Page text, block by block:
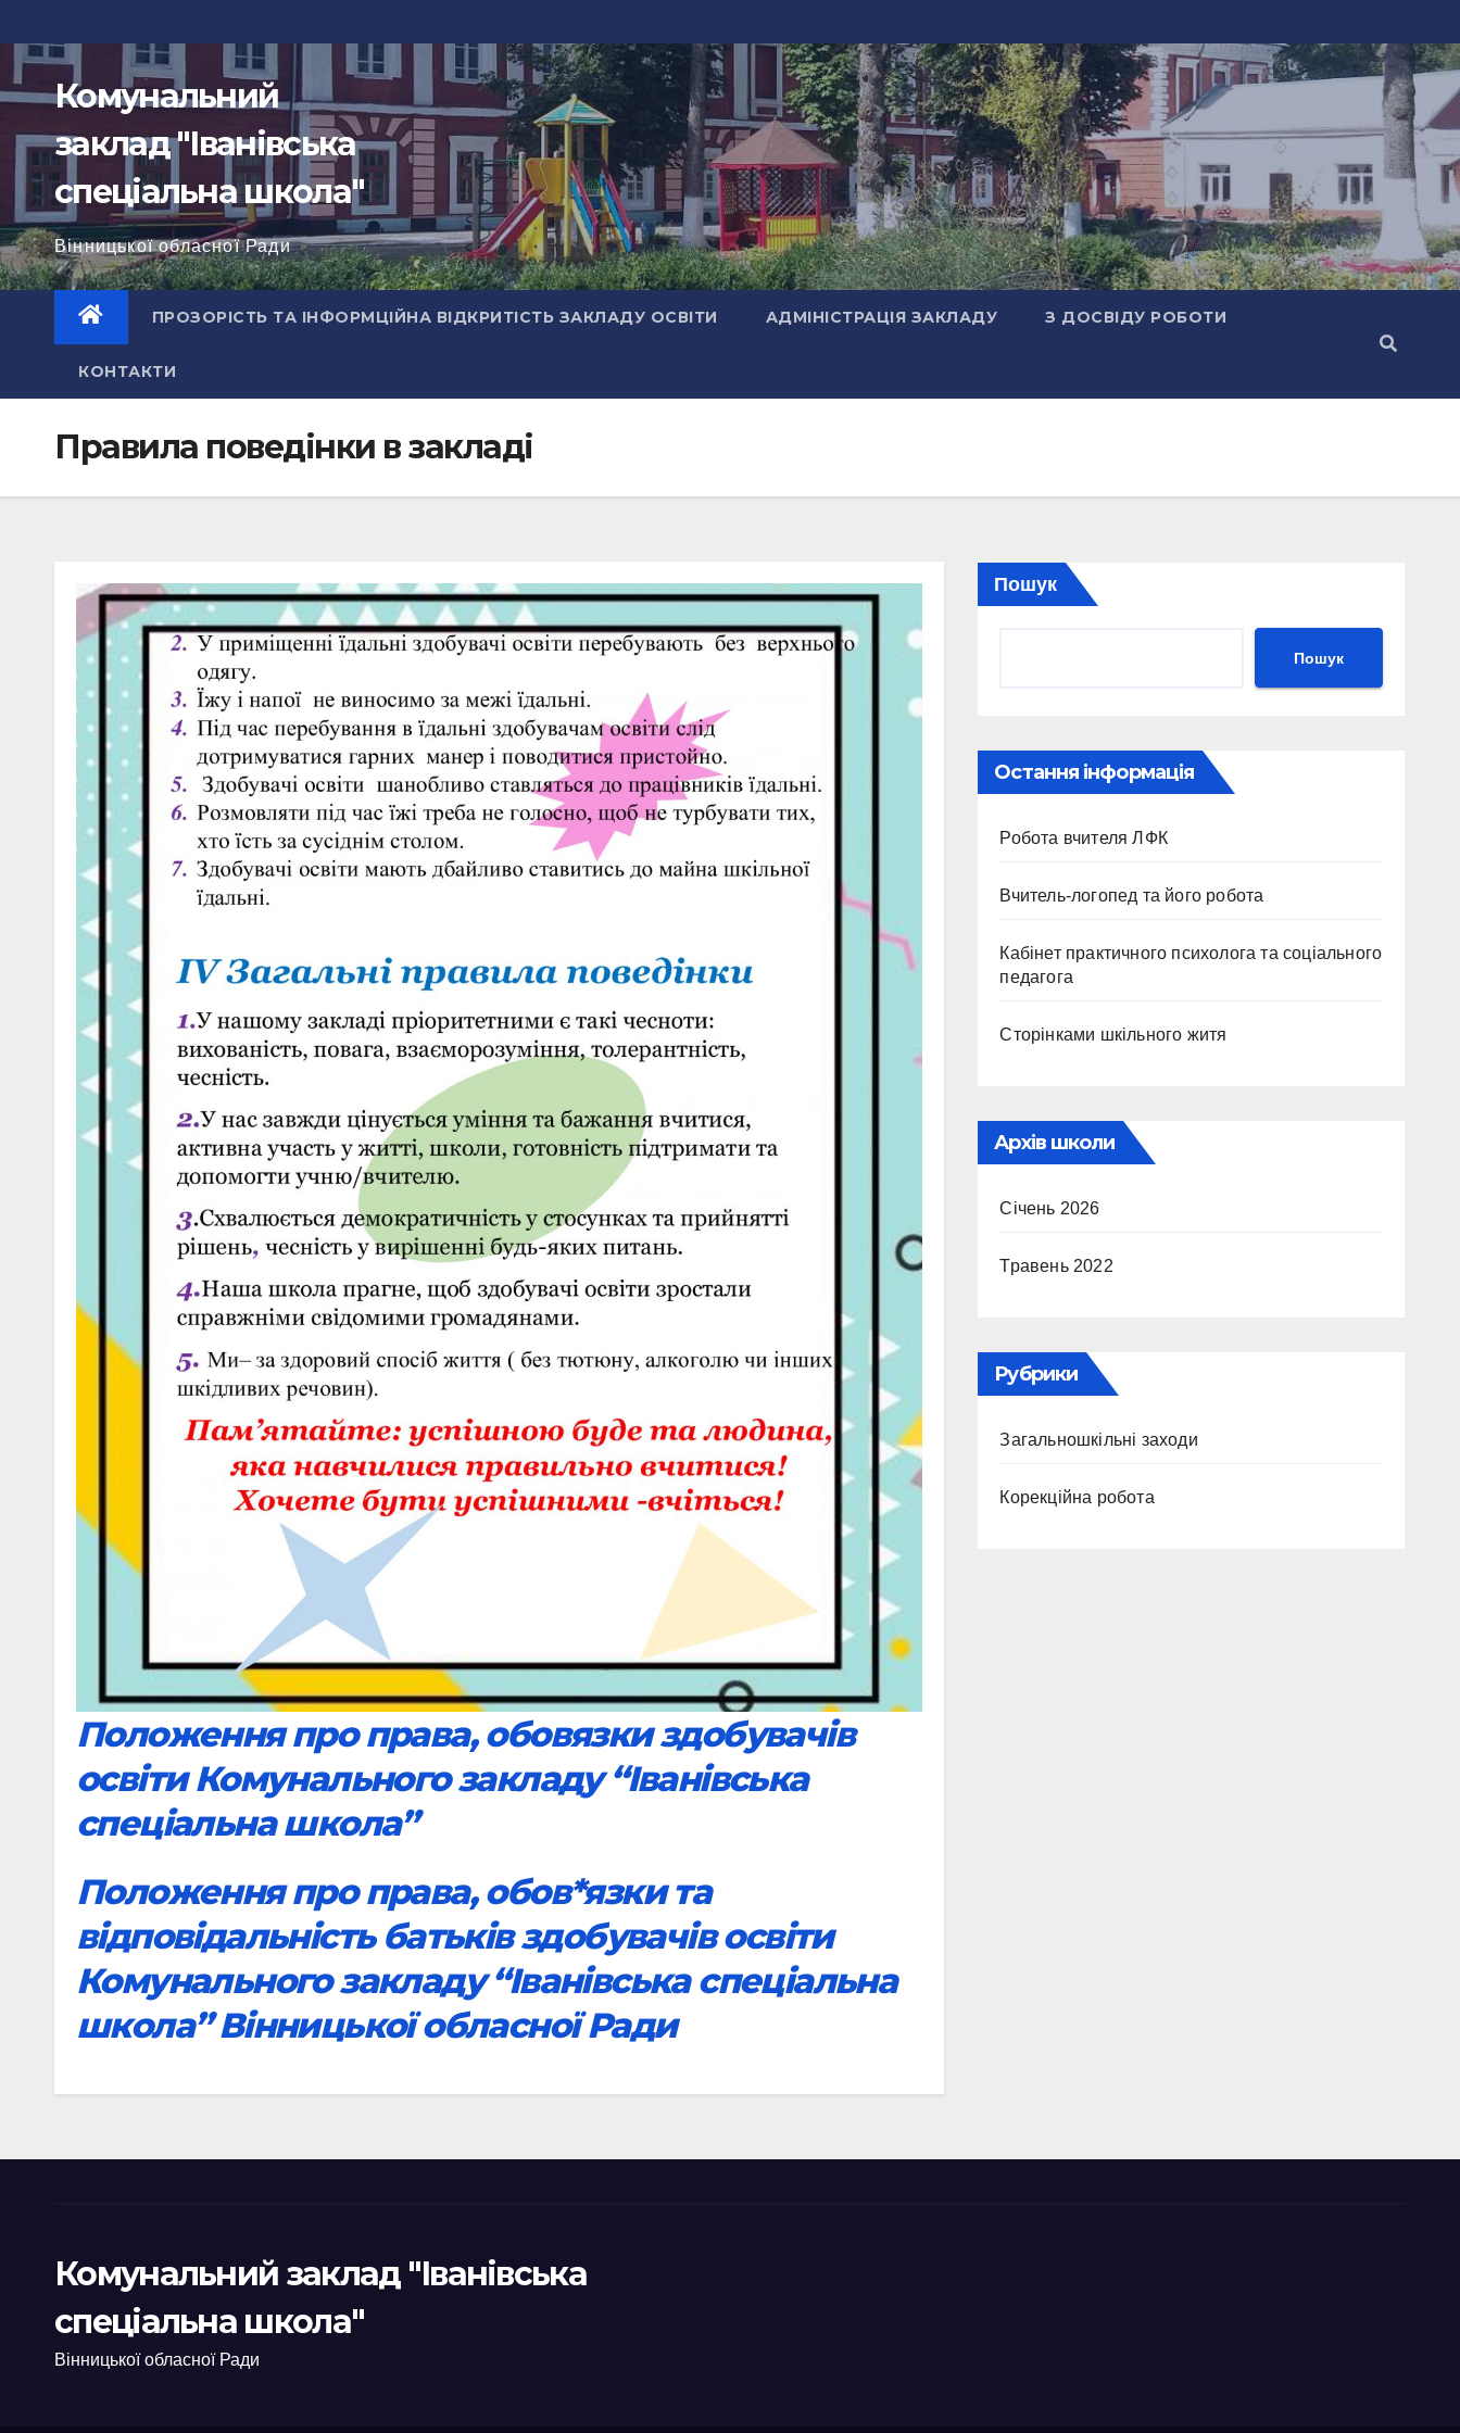
до
вмісту
Комунальний
заклад "Іванівська
спеціальна школа"
Вінницької обласної Ради
ПРОЗОРІСТЬ ТА ІНФОРМЦІЙНА ВІДКРИТІСТЬ ЗАКЛАДУ ОСВІТИ АДМІНІСТРАЦІЯ ЗАКЛАДУ З ДОСВІДУ РОБОТИ
КОНТАКТИ
Правила поведінки в закладі
Положення про права, обовязки здобувачів
освіти Комунального закладу “Іванівська
спеціальна школа”
Положення про права, обов*язки та
відповідальність батьків здобувачів освіти
Комунального закладу “Іванівська спеціальна
школа” Вінницької обласної Ради
Пошук
Пошук
Остання інформація
Робота вчителя ЛФК
Вчитель-логопед та його робота
Кабінет практичного психолога та соціального
педагога
Сторінками шкільного житя
Архів школи
Січень 2026
Травень 2022
Рубрики
Загальношкільні заходи
Корекційна робота
Комунальний заклад "Іванівська
спеціальна школа"
Вінницької обласної Ради